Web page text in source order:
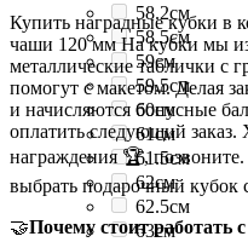
58.2см
58.5см
59см
59.5см
60см
61см
61.5см
62см
62.5см
63см
Купить наградные кубки в
чаши 120 мм На кубки мы
металлические таблички с
помогут с макетом. Делая
и начисляются бонусные
оплатить следующий заказ.
награждения 🏆,
выбрать подарочный кубок
🤝Почему стоит работать